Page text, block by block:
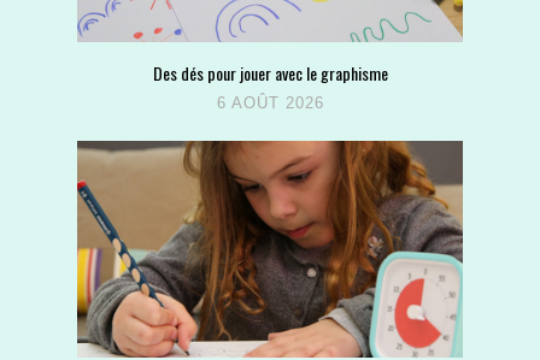
Des dés pour jouer avec le graphisme
6 AOÛT 2026